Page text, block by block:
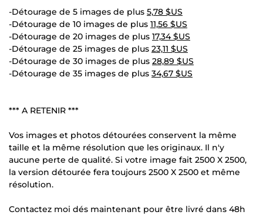
-Détourage de 5 images de plus 5,78 $US
-Détourage de 10 images de plus 11,56 $US
-Détourage de 20 images de plus 17,34 $US
-Détourage de 25 images de plus 23,11 $US
-Détourage de 30 images de plus 28,89 $US
-Détourage de 35 images de plus 34,67 $US
*** A RETENIR ***
Vos images et photos détourées conservent la même
taille et la même résolution que les originaux. Il n'y
aucune perte de qualité. Si votre image fait 2500 X 2500,
la version détourée fera toujours 2500 X 2500 et même
résolution.
Contactez moi dés maintenant pour être livré dans 48h